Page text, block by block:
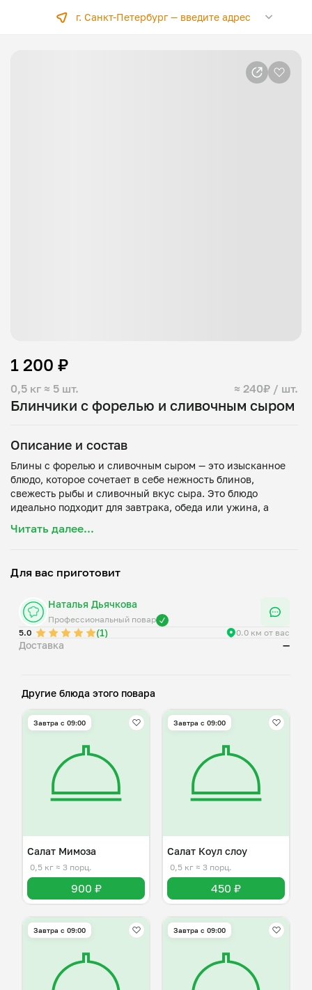
г. Санкт-Петербург —введите адрес
Блинчики с форелью и сливочным сыром
0,5 кг ≈ 5 шт. ≈ 240₽ / шт.
1 200 ₽
Описание и состав
Блины с форелью и сливочным сыром — это изысканное
блюдо, которое сочетает в себе нежность блинов,
свежесть рыбы и сливочный вкус сыра. Это блюдо
идеально подходит для завтрака, обеда или ужина, а
столе.
Форель слабосолёная
Сливочный сыр
Свежая зелень (укроп, петрушка)
Лимонный сок
Читать далее...
Для вас приготовит
Наталья Дьячкова
Профессиональный повар
5.0
(1) 0.0 км от вас
Доставка —
Другие блюда этого повара
Завтра c 09:00
Салат Мимоза
0,5 кг ≈ 3 порц.
900 ₽
Завтра c 09:00
Салат Коул слоу
0,5 кг ≈ 3 порц.
450 ₽
Завтра c 09:00 Завтра c 09:00